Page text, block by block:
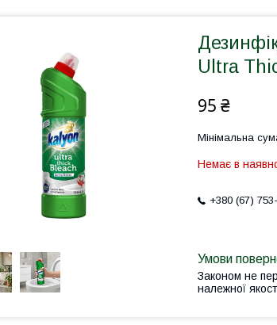
Ultra
95 ₴
Мінімальна
Немає в
+380 (67)
Законом не
належної